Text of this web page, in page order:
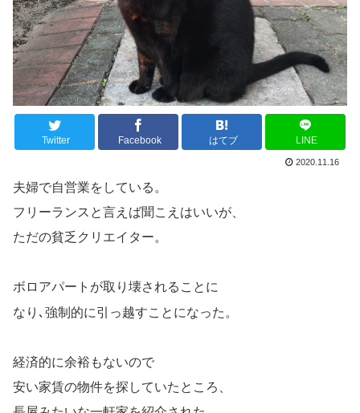
Twitter Facebook はてブ LINE
2020.11.16
夫婦で自営業をしている。
フリーランスと言えば聞こえはいいが、
ただの貧乏クリエイター。
ボロアパートが取り壊されることに
なり､強制的に引っ越すことになった。
経済的に余裕もないので
安い家賃の物件を探していたところ、